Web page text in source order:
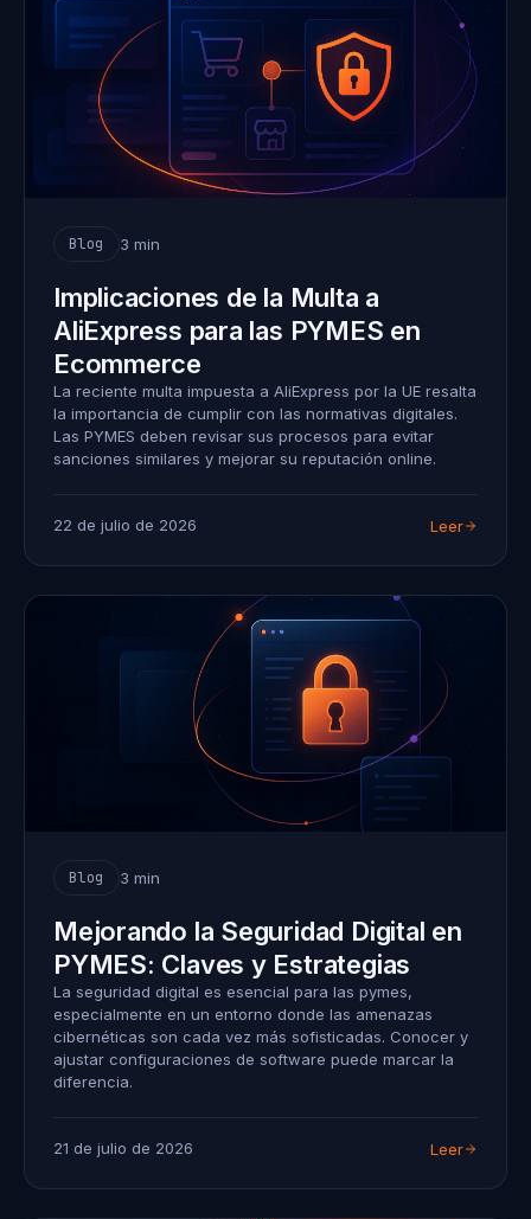
Blog 3 min
Implicaciones de la Multa a
AliExpress para las PYMES en
Ecommerce
La reciente multa impuesta a AliExpress por la UE resalta
la importancia de cumplir con las normativas digitales.
Las PYMES deben revisar sus procesos para evitar
sanciones similares y mejorar su reputación online.
22 de julio de 2026 Leer
Blog 3 min
Mejorando la Seguridad Digital en
PYMES: Claves y Estrategias
La seguridad digital es esencial para las pymes,
especialmente en un entorno donde las amenazas
cibernéticas son cada vez más sofisticadas. Conocer y
ajustar configuraciones de software puede marcar la
diferencia.
21 de julio de 2026 Leer